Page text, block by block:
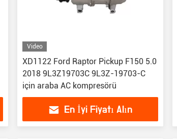
Video
XD1122 Ford Raptor Pickup F150 5.0
2018 9L3Z19703C 9L3Z-19703-C
için araba AC kompresörü
En İyi Fiyatı Alın